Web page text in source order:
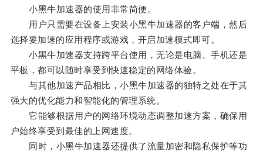
小黑牛加速器的使用非常简便。
用户只需要在设备上安装小黑牛加速器的客户端，然后
选择要加速的应用程序或游戏，开启加速模式即可。
小黑牛加速器支持跨平台使用，无论是电脑、手机还是
平板，都可以随时享受到快速稳定的网络体验。
与其他加速产品相比，小黑牛加速器的独特之处在于其
强大的优化能力和智能化的管理系统。
它能够根据用户的网络环境动态调整加速方案，确保用
户始终享受到最佳的上网速度。
同时，小黑牛加速器还提供了流量加密和隐私保护等功